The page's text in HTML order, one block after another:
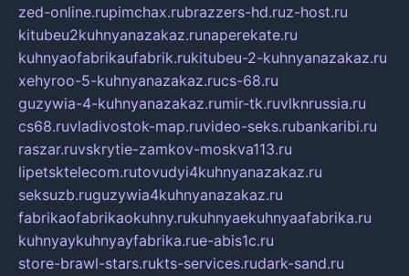
zed-online.rupimchax.rubrazzers-hd.ruz-host.ru
kitubeu2kuhnyanazakaz.runaperekate.ru
kuhnyaofabrikaufabrik.rukitubeu-2-kuhnyanazakaz.ru
xehyroo-5-kuhnyanazakaz.rucs-68.ru
guzywia-4-kuhnyanazakaz.rumir-tk.ruvlknrussia.ru
cs68.ruvladivostok-map.ruvideo-seks.rubankaribi.ru
raszar.ruvskrytie-zamkov-moskva113.ru
lipetsktelecom.rutovudyi4kuhnyanazakaz.ru
seksuzb.ruguzywia4kuhnyanazakaz.ru
fabrikaofabrikaokuhny.rukuhnyaekuhnyaafabrika.ru
kuhnyaykuhnyayfabrika.rue-abis1c.ru
store-brawl-stars.rukts-services.rudark-sand.ru